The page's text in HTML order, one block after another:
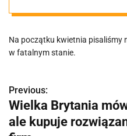
została
Na początku kwietnia pisaliśmy
w fatalnym stanie.
N
a
Previous:
Wielka Brytania
ale kupuje